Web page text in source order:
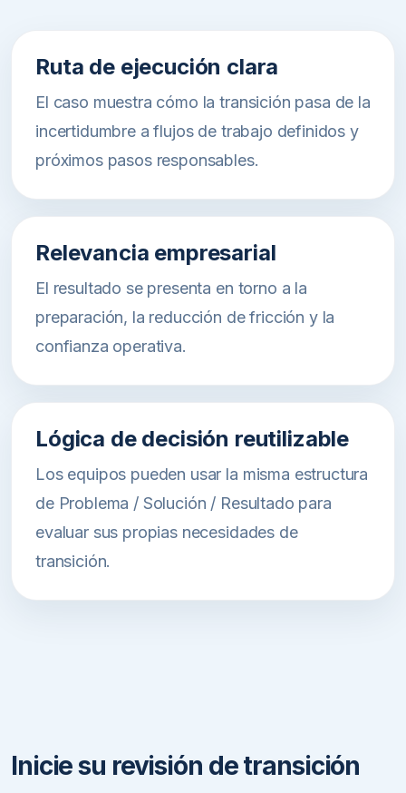
Ruta de ejecución clara
El caso muestra cómo la transición pasa de la
incertidumbre a flujos de trabajo definidos y
próximos pasos responsables.
Relevancia empresarial
El resultado se presenta en torno a la
preparación, la reducción de fricción y la
confianza operativa.
Lógica de decisión reutilizable
Los equipos pueden usar la misma estructura
de Problema / Solución / Resultado para
evaluar sus propias necesidades de
transición.
Inicie su revisión de transición